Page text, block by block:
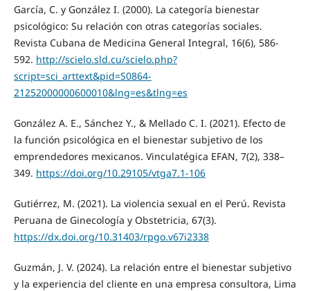
García, C. y González I. (2000). La categoría bienestar
psicológico: Su relación con otras categorías sociales.
Revista Cubana de Medicina General Integral, 16(6), 586-
592. http://scielo.sld.cu/scielo.php?
script=sci_arttext&pid=S0864-
21252000000600010&lng=es&tlng=es
González A. E., Sánchez Y., & Mellado C. I. (2021). Efecto de
la función psicológica en el bienestar subjetivo de los
emprendedores mexicanos. Vinculatégica EFAN, 7(2), 338–
349. https://doi.org/10.29105/vtga7.1-106
Gutiérrez, M. (2021). La violencia sexual en el Perú. Revista
Peruana de Ginecología y Obstetricia, 67(3).
https://dx.doi.org/10.31403/rpgo.v67i2338
Guzmán, J. V. (2024). La relación entre el bienestar subjetivo
y la experiencia del cliente en una empresa consultora, Lima